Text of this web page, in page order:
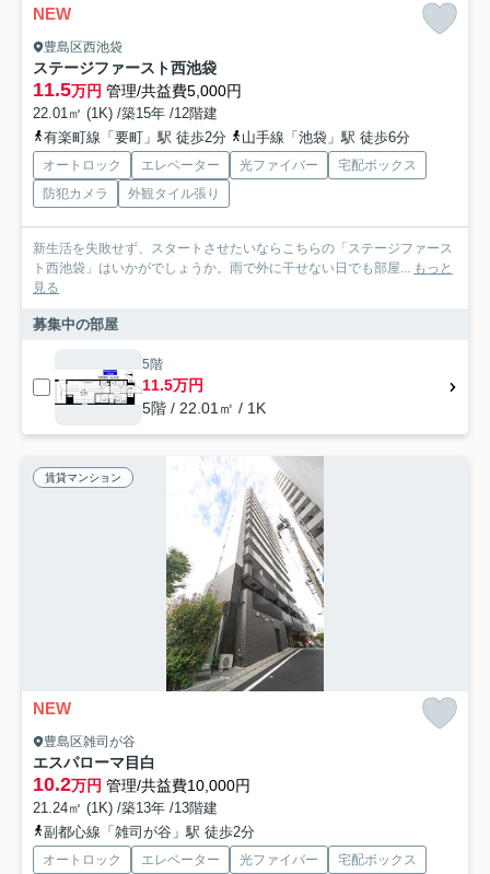
NEW
豊島区西池袋
ステージファースト西池袋
11.5万円 管理/共益費5,000円
22.01㎡ (1K) /築15年 /12階建
有楽町線「要町」駅 徒歩2分
山手線「池袋」駅 徒歩6分
オートロック エレベーター 光ファイバー
宅配ボックス
防犯カメラ
外観タイル張り
新生活を失敗せず、スタートさせたいならこちらの「ステージファース
ト西池袋」はいかがでしょうか。雨で外に干せない日でも部屋... もっと
見る
募集中の部屋
5階
11.5万円
5階 / 22.01㎡ / 1K
賃貸マンション
NEW
豊島区雑司が谷
エスパローマ目白
10.2万円 管理/共益費10,000円
21.24㎡ (1K) /築13年 /13階建
副都心線「雑司が谷」駅 徒歩2分
オートロック エレベーター 光ファイバー
宅配ボックス